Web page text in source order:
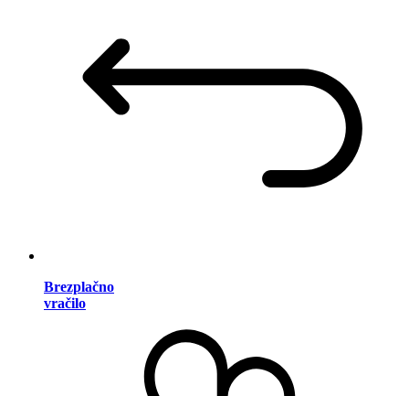
Brezplačno
vračilo